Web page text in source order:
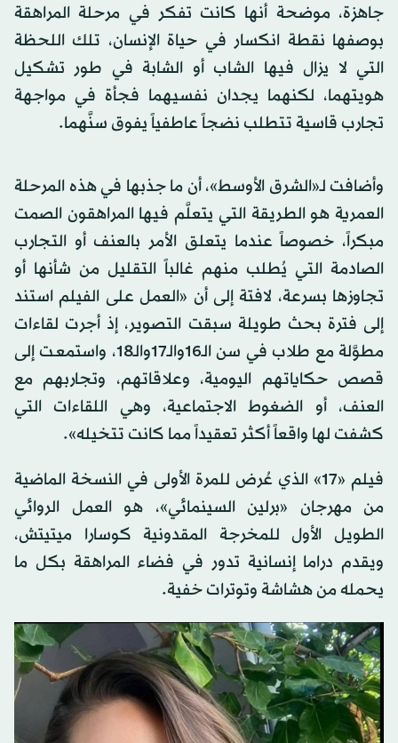
جاهزة، موضحة أنها كانت تفكر في مرحلة المراهقة
بوصفها نقطة انكسار في حياة الإنسان، تلك اللحظة
التي لا يزال فيها الشاب أو الشابة في طور تشكيل
هويتهما، لكنهما يجدان نفسيهما فجأة في مواجهة
تجارب قاسية تتطلب نضجاً عاطفياً يفوق سنَّهما.
وأضافت لـ«الشرق الأوسط»، أن ما جذبها في هذه المرحلة
العمرية هو الطريقة التي يتعلَّم فيها المراهقون الصمت
مبكراً، خصوصاً عندما يتعلق الأمر بالعنف أو التجارب
الصادمة التي يُطلب منهم غالباً التقليل من شأنها أو
تجاوزها بسرعة، لافتة إلى أن «العمل على الفيلم استند
إلى فترة بحث طويلة سبقت التصوير، إذ أجرت لقاءات
مطوَّلة مع طلاب في سن الـ16والـ17والـ18، واستمعـت إلى
قصص حكاياتهم اليومية، وعلاقاتهم، وتجاربهم مع
العنف، أو الضغوط الاجتماعية، وهي اللقاءات التي
كشفت لها واقعاً أكثر تعقيداً مما كانت تتخيله».
فيلم «17» الذي عُرض للمرة الأولى في النسخة الماضية
من مهرجان «برلين السينمائي»، هو العمل الروائي
الطويل الأول للمخرجة المقدونية كوسارا ميتيتش،
ويقدم دراما إنسانية تدور في فضاء المراهقة بكل ما
يحمله من هشاشة وتوترات خفية.